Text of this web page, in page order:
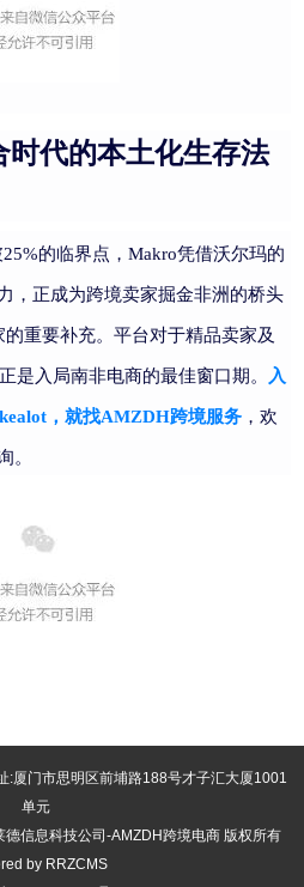
时代的本土化生存法
的临界点，Makro凭借沃尔玛的
，正成为跨境卖家掘金非洲的桥头
重要补充。平台对于精品卖家及
是入局南非电商的最佳窗口期。 入
，就找AMZDH跨境服务 ，欢
。
:厦门市思明区前埔路188号才子汇大厦1001
单元
信息科技公司-AMZDH跨境电商 版权所有
by RRZCMS